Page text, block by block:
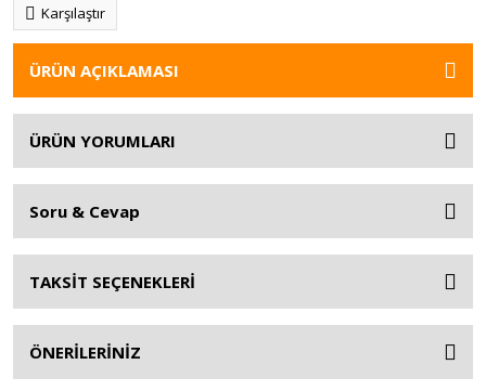
Karşılaştır
ÜRÜN AÇIKLAMASI
ÜRÜN YORUMLARI
Soru & Cevap
TAKSİT SEÇENEKLERİ
ÖNERİLERİNİZ